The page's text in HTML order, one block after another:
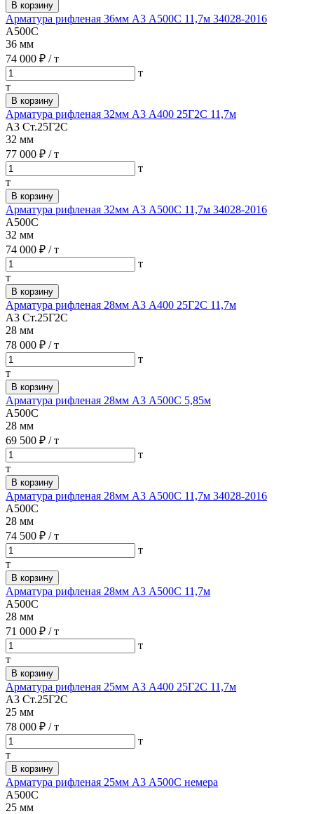
В корзину
Арматура рифленая 36мм А3 А500С 11,7м 34028-2016
А500С
36 мм
74 000 ₽ / т
т
т
В корзину
Арматура рифленая 32мм А3 А400 25Г2С 11,7м
А3 Ст.25Г2С
32 мм
77 000 ₽ / т
т
т
В корзину
Арматура рифленая 32мм А3 А500С 11,7м 34028-2016
А500С
32 мм
74 000 ₽ / т
т
т
В корзину
Арматура рифленая 28мм А3 А400 25Г2С 11,7м
А3 Ст.25Г2С
28 мм
78 000 ₽ / т
т
т
В корзину
Арматура рифленая 28мм А3 А500С 5,85м
А500С
28 мм
69 500 ₽ / т
т
т
В корзину
Арматура рифленая 28мм А3 А500С 11,7м 34028-2016
А500С
28 мм
74 500 ₽ / т
т
т
В корзину
Арматура рифленая 28мм А3 А500С 11,7м
А500С
28 мм
71 000 ₽ / т
т
т
В корзину
Арматура рифленая 25мм А3 А400 25Г2С 11,7м
А3 Ст.25Г2С
25 мм
78 000 ₽ / т
т
т
В корзину
Арматура рифленая 25мм А3 А500С немера
А500С
25 мм